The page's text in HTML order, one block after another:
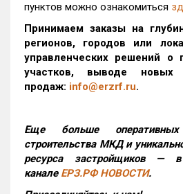
пунктов можно ознакомиться
Принимаем заказы на
регионов, городов или
управленческих решений о
участков, выводе новых
продаж: info@erzrf.ru.
Еще больше
строительства МКД и
ресурса застройщиков —
канале ЕРЗ.РФ НОВОСТИ.